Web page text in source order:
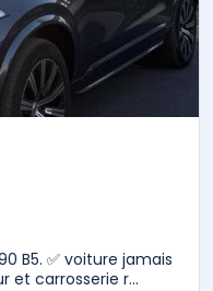
B5. ✅ voiture jamais
carrosserie r...